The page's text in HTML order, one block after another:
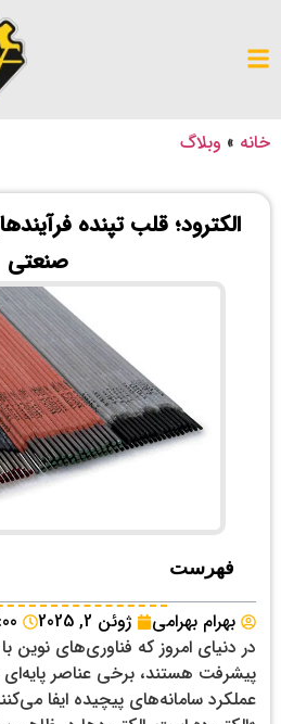
خانه » وبلاگ
الکترود؛ قلب تپنده‌
صنعتی
فهرست
بهرام بهرامی ژوئن 2, 2025
در دنیای امروز که فناوری‌های
پیشرفت هستند، برخی عناصر
عملکرد سامانه‌های پیچیده ایفا